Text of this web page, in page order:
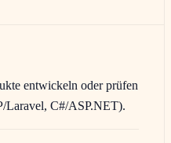
entwickeln oder prüfen
Laravel, C#/ASP.NET).